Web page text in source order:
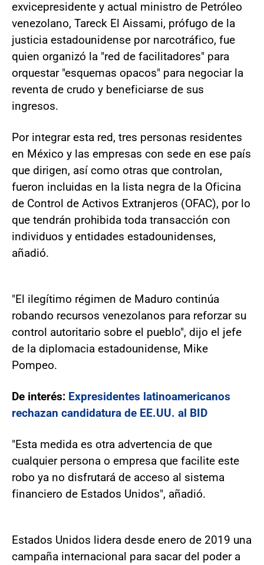
exvicepresidente y actual ministro de Petróleo
venezolano, Tareck El Aissami, prófugo de la
justicia estadounidense por narcotráfico, fue
quien organizó la "red de facilitadores" para
orquestar "esquemas opacos" para negociar la
reventa de crudo y beneficiarse de sus
ingresos.
Por integrar esta red, tres personas residentes
en México y las empresas con sede en ese país
que dirigen, así como otras que controlan,
fueron incluidas en la lista negra de la Oficina
de Control de Activos Extranjeros (OFAC), por lo
que tendrán prohibida toda transacción con
individuos y entidades estadounidenses,
añadió.
"El ilegítimo régimen de Maduro continúa
robando recursos venezolanos para reforzar su
control autoritario sobre el pueblo", dijo el jefe
de la diplomacia estadounidense, Mike
Pompeo.
De interés: Expresidentes latinoamericanos
rechazan candidatura de EE.UU. al BID
"Esta medida es otra advertencia de que
cualquier persona o empresa que facilite este
robo ya no disfrutará de acceso al sistema
financiero de Estados Unidos", añadió.
Estados Unidos lidera desde enero de 2019 una
campaña internacional para sacar del poder a